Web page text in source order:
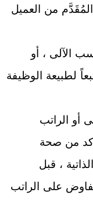
من العميل
الآلى ، أو
لطبيعة الوظيفة
أو الراتب
من صحة
، قبل
على الراتب